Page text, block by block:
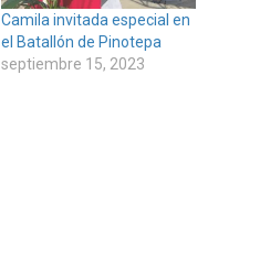
Camila invitada especial en
el Batallón de Pinotepa
septiembre 15, 2023